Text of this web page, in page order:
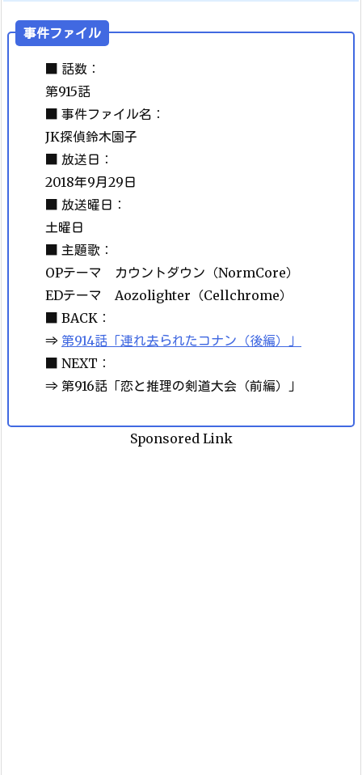
事件ファイル
■ 話数：
第915話
■ 事件ファイル名：
JK探偵鈴木園子
■ 放送日：
2018年9月29日
■ 放送曜日：
土曜日
■ 主題歌：
OPテーマ カウントダウン（NormCore）
EDテーマ Aozolighter（Cellchrome）
■ BACK：
⇒ 第914話「連れ去られたコナン（後編）」
■ NEXT：
⇒ 第916話「恋と推理の剣道大会（前編）」
Sponsored Link